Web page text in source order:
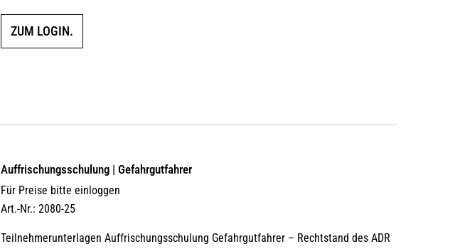
ZUM LOGIN.
Auffrischungsschulung | Gefahrgutfahrer
Für Preise bitte einloggen
Art.-Nr.: 2080-25
Teilnehmerunterlagen Auffrischungsschulung Gefahrgutfahrer – Rechtstand des ADR